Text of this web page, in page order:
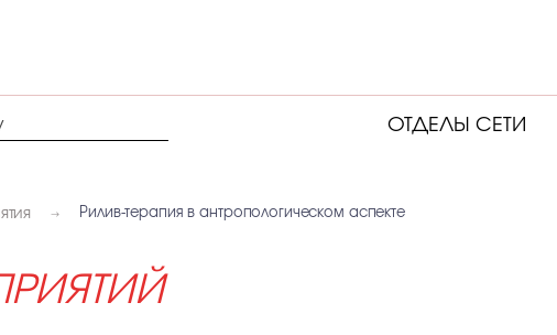
ОТДЕЛЫ СЕТИ
Рилив-терапия в антропологическом аспекте